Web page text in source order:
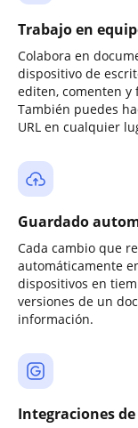
Trabajo en
Colabora en
dispositivo de
editen, comenten y
También puedes
URL en cualquier
Guardado
Cada cambio que
automáticamente
dispositivos en
versiones de un
información.
Integraciones de